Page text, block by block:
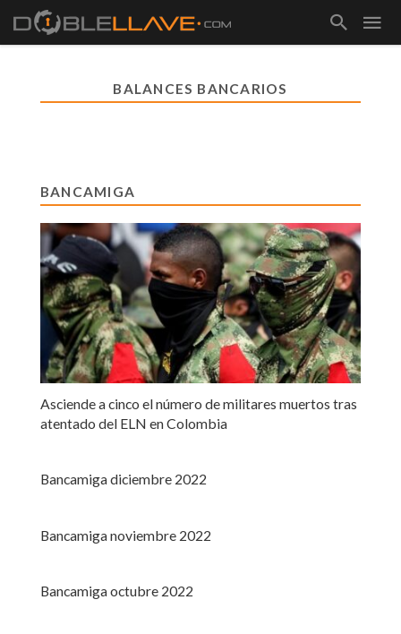
BALANCES BANCARIOS
BANCAMIGA
Asciende a cinco el número de militares muertos tras
atentado del ELN en Colombia
Bancamiga diciembre 2022
Bancamiga noviembre 2022
Bancamiga octubre 2022